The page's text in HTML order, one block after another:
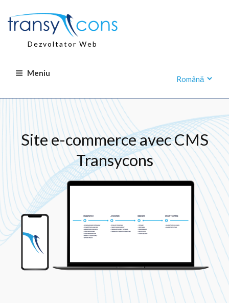
conținut
Dezvoltator Web
Meniu
Site e-commerce avec CMS
Transycons